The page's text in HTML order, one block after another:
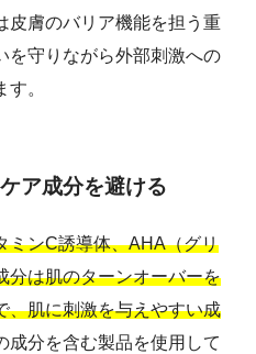
皮膚のバリア機能を担う重
を守りながら外部刺激への
。
ア成分を避ける
ミンC誘導体、AHA（グリ
分は肌のターンオーバーを
、肌に刺激を与えやすい成
成分を含む製品を使用して